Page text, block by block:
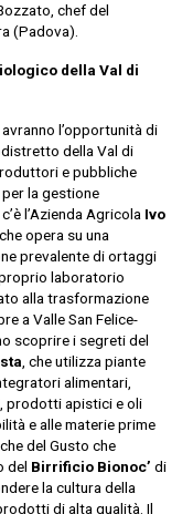
chef del
(Padova).
della Val di
l’opportunità di
della Val di
e pubbliche
la gestione
l’Azienda Agricola Ivo
opera su una
prevalente di ortaggi
laboratorio
alla trasformazione
a Valle San Felice-
scoprire i segreti del
, che utilizza piante
alimentari,
prodotti apistici e oli
e alle materie prime
del Gusto che
del Birrificio Bionoc’ di
la cultura della
di alta qualità. Il